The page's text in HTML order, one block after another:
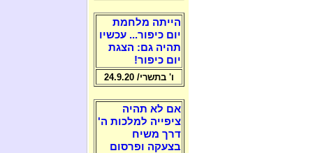
הייתה מלחמת
יום כיפור... עכשיו
תהיה גם: הצגת
יום כיפור!
ו' בתשרי/ 24.9.20
אם לא תהיה
ציפייה למלכות ה'
דרך משיח
בצעקה ופרסום